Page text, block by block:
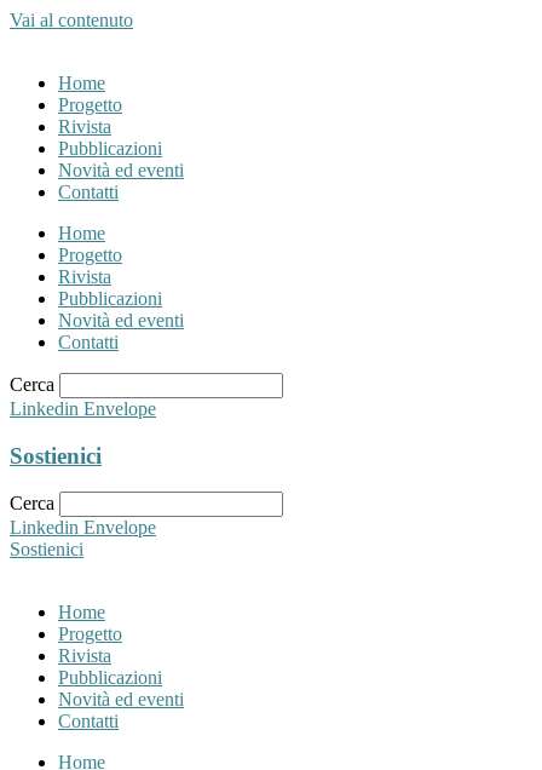
Vai al contenuto
Home
Progetto
Rivista
Pubblicazioni
Novità ed eventi
Contatti
Home
Progetto
Rivista
Pubblicazioni
Novità ed eventi
Contatti
Cerca
Linkedin Envelope
Sostienici
Cerca
Linkedin Envelope
Sostienici
Home
Progetto
Rivista
Pubblicazioni
Novità ed eventi
Contatti
Home